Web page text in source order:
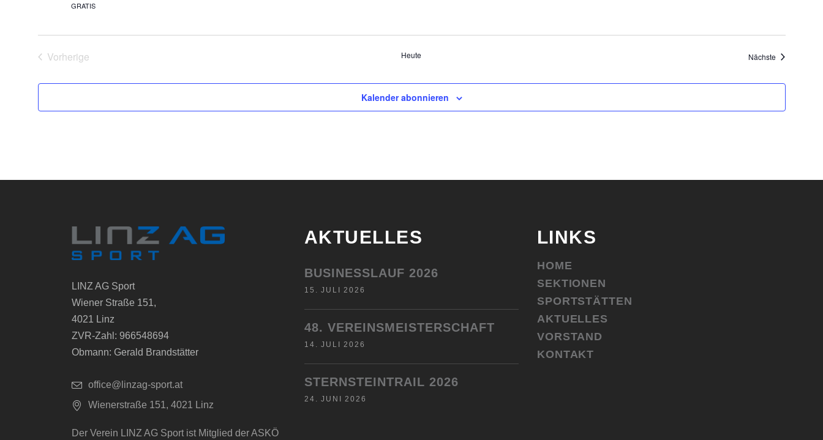
GRATIS
Vorherige
Heute Nächste
Kalender abonnieren
LINZ AG Sport
Wiener Straße 151,
4021 Linz
ZVR-Zahl: 966548694
Obmann: Gerald Brandstätter
office@linzag-sport.at
Wienerstraße 151, 4021 Linz
AKTUELLES
BUSINESSLAUF 2026
15. JULI 2026
48. VEREINSMEISTERSCHAFT
14. JULI 2026
STERNSTEINTRAIL 2026
24. JUNI 2026
LINKS
HOME
SEKTIONEN
SPORTSTÄTTEN
AKTUELLES
VORSTAND
KONTAKT
Der Verein LINZ AG Sport ist Mitglied der ASKÖ